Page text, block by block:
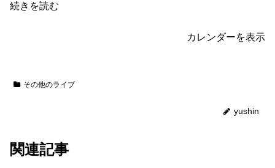
続きを読む
カレンダーを表示
その他のライブ
yushin
関連記事